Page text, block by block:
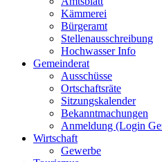
Kämmerei
Bürgeramt
Stellenausschreibung
Hochwasser Info
Gemeinderat
Ausschüsse
Ortschaftsräte
Sitzungskalender
Bekanntmachungen
Anmeldung (Login
Wirtschaft
Gewerbe